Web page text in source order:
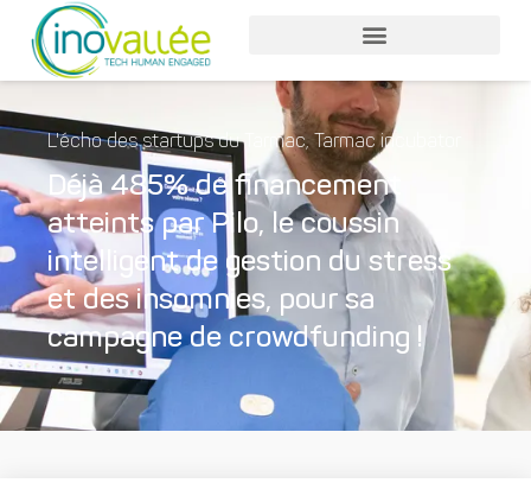
L'écho des startups du Tarmac, Tarmac incubator
Déjà 485% de financement
atteints par Pilo, le coussin
intelligent de gestion du stress
et des insomnies, pour sa
campagne de crowdfunding !